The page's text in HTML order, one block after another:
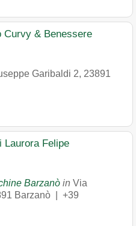
Curvy & Benessere
Garibaldi 2, 23891
Laurora Felipe
Barzanò in Via
Barzanò
+39